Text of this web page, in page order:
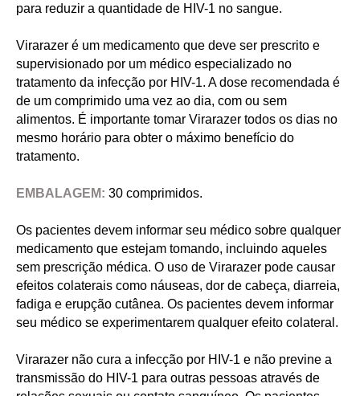
para reduzir a quantidade de HIV-1 no sangue.
Virarazer é um medicamento que deve ser prescrito e
supervisionado por um médico especializado no
tratamento da infecção por HIV-1. A dose recomendada é
de um comprimido uma vez ao dia, com ou sem
alimentos. É importante tomar Virarazer todos os dias no
mesmo horário para obter o máximo benefício do
tratamento.
EMBALAGEM: 30 comprimidos.
Os pacientes devem informar seu médico sobre qualquer
medicamento que estejam tomando, incluindo aqueles
sem prescrição médica. O uso de Virarazer pode causar
efeitos colaterais como náuseas, dor de cabeça, diarreia,
fadiga e erupção cutânea. Os pacientes devem informar
seu médico se experimentarem qualquer efeito colateral.
Virarazer não cura a infecção por HIV-1 e não previne a
transmissão do HIV-1 para outras pessoas através de